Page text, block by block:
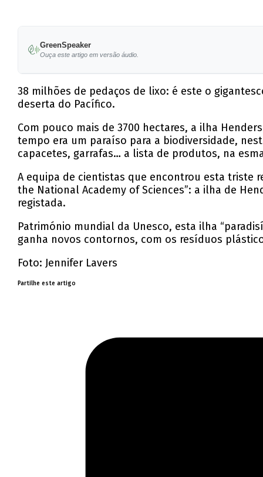
GreenSpeaker
Ouça este artigo em versão áudio.
38 milhões de pedaços de lixo: é este o
deserta do Pacífico.
Com pouco mais de 3700 hectares, a ilha
tempo era um paraíso para a biodiversidade,
capacetes, garrafas… a lista de produtos, na
A equipa de cientistas que encontrou esta triste
the National Academy of Sciences”: a ilha de
registada.
Património mundial da Unesco, esta ilha
ganha novos contornos, com os resíduos
Foto: Jennifer Lavers
Partilhe este artigo